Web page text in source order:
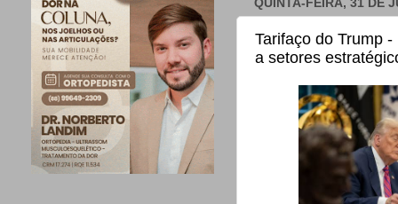
QUINTA-FEIRA, 31 DE
Tarifaço do Trump
a setores